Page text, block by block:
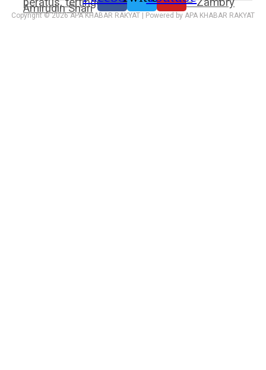
Amirudin Shari
Copyright © 2026 APA KHABAR RAKYAT | Powered by APA KHABAR RAKYAT